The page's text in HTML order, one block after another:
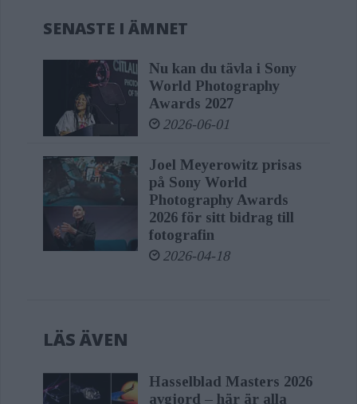
SENASTE I ÄMNET
Nu kan du tävla i Sony
World Photography
Awards 2027
2026-06-01
Joel Meyerowitz prisas
på Sony World
Photography Awards
2026 för sitt bidrag till
fotografin
2026-04-18
LÄS ÄVEN
Hasselblad Masters 2026
avgjord – här är alla